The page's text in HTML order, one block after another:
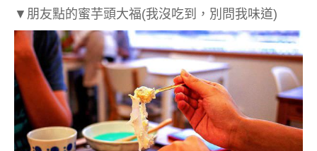
▼朋友點的蜜芋頭大福(我沒吃到，別問我味道)